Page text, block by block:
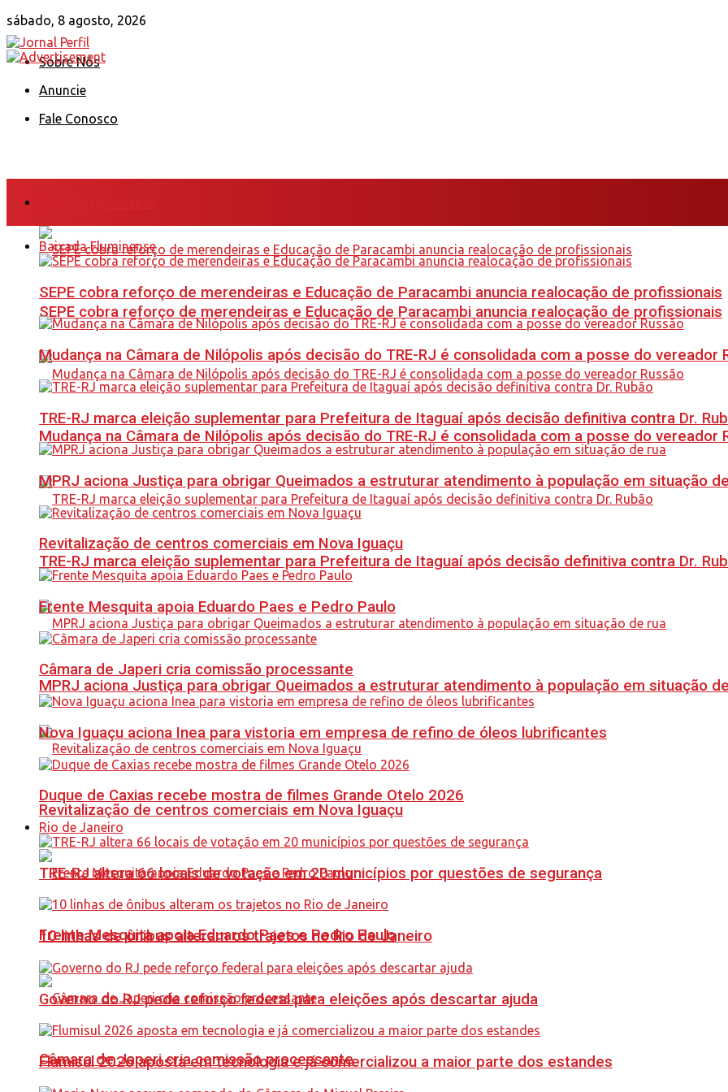
sábado, 8 agosto, 2026
Sobre Nós
Anuncie
Fale Conosco
SEPE cobra reforço de merendeiras e Educação de Paracambi anuncia realocação de profissionais
Mudança na Câmara de Nilópolis após decisão do TRE-RJ é consolidada com a posse do vereador
TRE-RJ marca eleição suplementar para Prefeitura de Itaguaí após decisão definitiva contra Dr.
MPRJ aciona Justiça para obrigar Queimados a estruturar atendimento à população em situação
Revitalização de centros comerciais em Nova Iguaçu
Frente Mesquita apoia Eduardo Paes e Pedro Paulo
Câmara de Japeri cria comissão processante
Baixada Fluminense
SEPE cobra reforço de merendeiras e Educação de Paracambi anuncia realocação de profissionais
Mudança na Câmara de Nilópolis após decisão do TRE-RJ é consolidada com a posse do vereador
TRE-RJ marca eleição suplementar para Prefeitura de Itaguaí após decisão definitiva contra Dr.
MPRJ aciona Justiça para obrigar Queimados a estruturar atendimento à população em situação
Revitalização de centros comerciais em Nova Iguaçu
Frente Mesquita apoia Eduardo Paes e Pedro Paulo
Câmara de Japeri cria comissão processante
Nova Iguaçu aciona Inea para vistoria em empresa de refino de óleos lubrificantes
Duque de Caxias recebe mostra de filmes Grande Otelo 2026
Rio de Janeiro
TRE-RJ altera 66 locais de votação em 20 municípios por questões de segurança
10 linhas de ônibus alteram os trajetos no Rio de Janeiro
Governo do RJ pede reforço federal para eleições após descartar ajuda
Flumisul 2026 aposta em tecnologia e já comercializou a maior parte dos estandes